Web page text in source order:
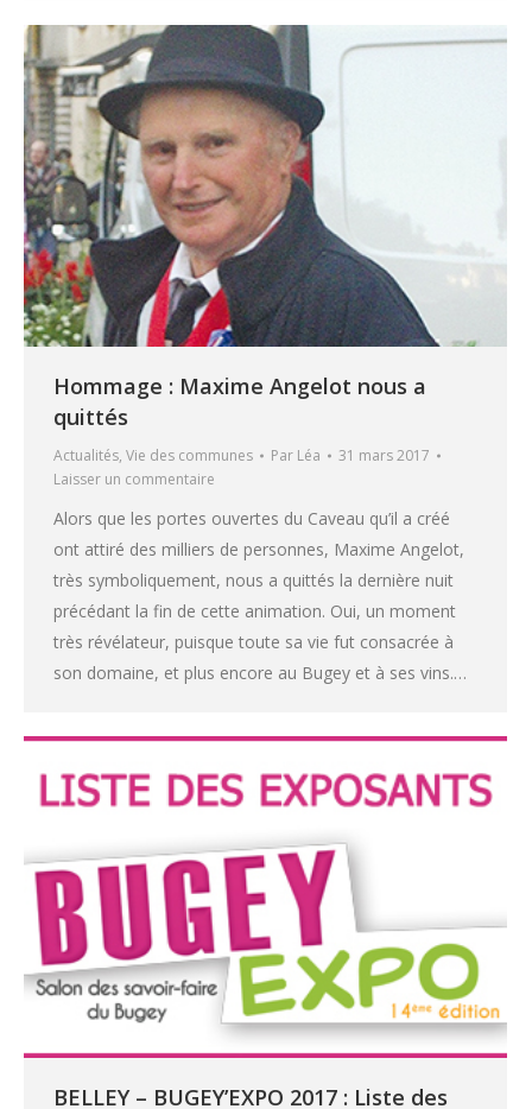
Hommage : Maxime Angelot nous a
quittés
Actualités, Vie des communes Par Léa
31 mars 2017
Laisser un commentaire
Alors que les portes ouvertes du Caveau qu’il a créé
ont attiré des milliers de personnes, Maxime Angelot,
très symboliquement, nous a quittés la dernière nuit
précédant la fin de cette animation. Oui, un moment
très révélateur, puisque toute sa vie fut consacrée à
son domaine, et plus encore au Bugey et à ses vins.…
BELLEY – BUGEY’EXPO 2017 : Liste des